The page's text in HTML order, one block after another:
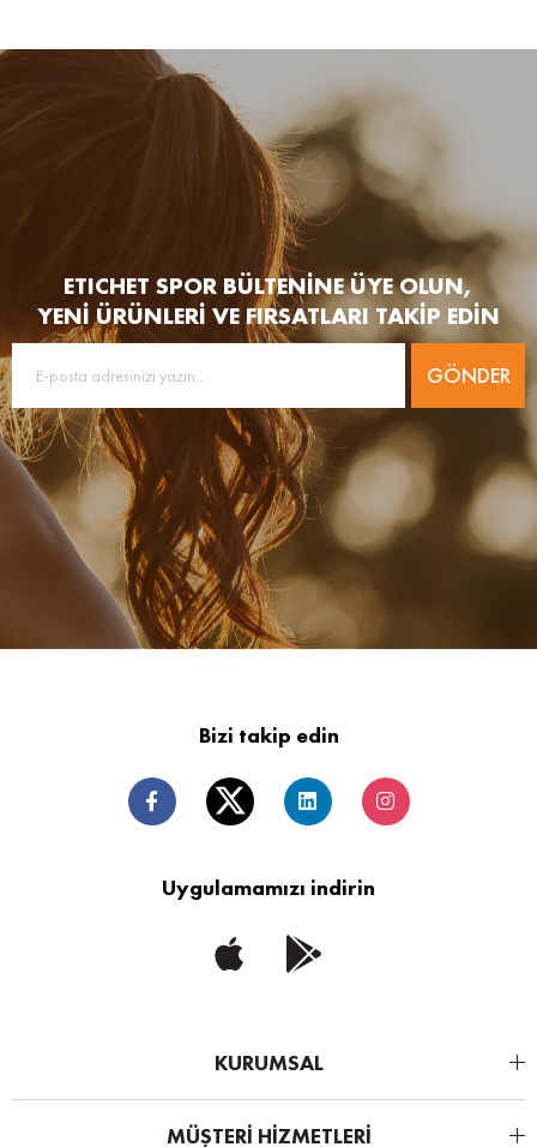
ETICHET SPOR BÜLTENİNE ÜYE OLUN,
YENİ ÜRÜNLERİ VE FIRSATLARI TAKİP EDİN
GÖNDER
Bizi takip edin
Uygulamamızı indirin
KURUMSAL
MÜŞTERİ HİZMETLERİ